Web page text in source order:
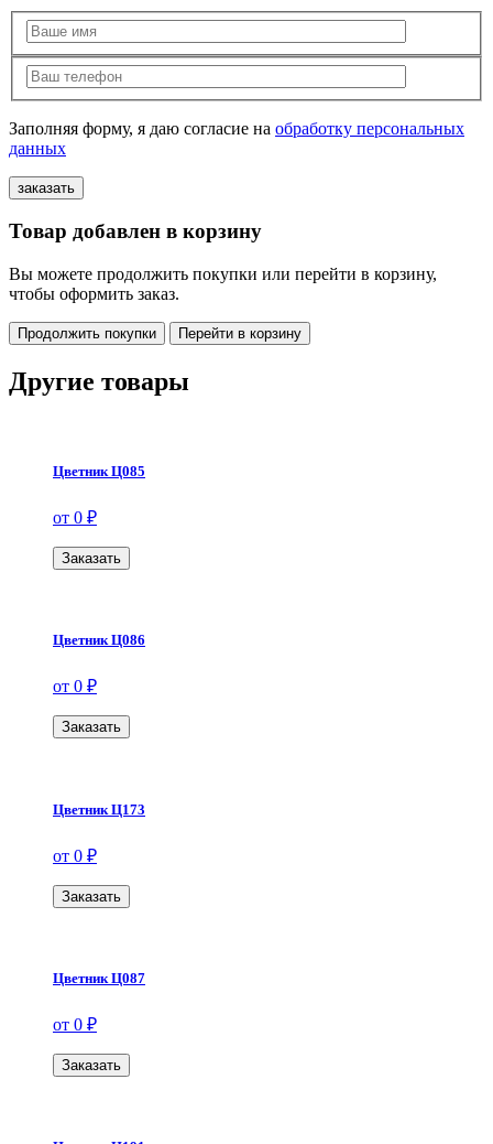
Заполняя форму, я даю согласие на обработку персональных
данных
Товар добавлен в корзину
Вы можете продолжить покупки или перейти в корзину,
чтобы оформить заказ.
Продолжить покупки Перейти в корзину
Другие товары
Цветник Ц085
от 0 ₽
Заказать
Цветник Ц086
от 0 ₽
Заказать
Цветник Ц173
от 0 ₽
Заказать
Цветник Ц087
от 0 ₽
Заказать